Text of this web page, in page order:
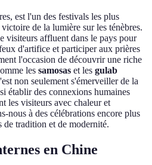
est l'un des festivals les plus
de la lumière sur les ténèbres.
visiteurs affluent dans le pays pour
d'artifice et participer aux prières
l'occasion de découvrir une riche
les samosas et les gulab
non seulement s'émerveiller de la
établir des connexions humaines
les visiteurs avec chaleur et
nous à des célébrations encore plus
de tradition et de modernité.
en Chine